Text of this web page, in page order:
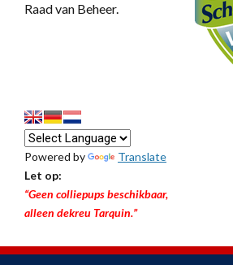
Raad van Beheer.
Powered by
Translate
Let op:
“Geen colliepups beschikbaar,
alleen dekreu Tarquin.”